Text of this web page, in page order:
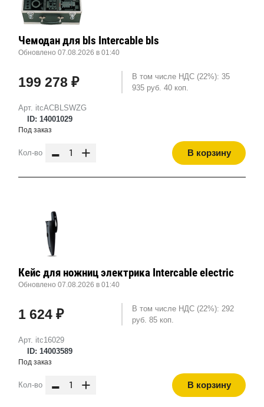
Арт. itcACBLSWZG
ID: 14001029
Чемодан для bls Intercable bls
Обновлено 07.08.2026 в 01:40
199 278 ₽
В том числе НДС (22%): 35
935 руб. 40 коп.
Под заказ
Кол-во - + В корзину
Арт. itc16029
ID: 14003589
Кейс для ножниц электрика Intercable electric
Обновлено 07.08.2026 в 01:40
1 624 ₽
В том числе НДС (22%): 292
руб. 85 коп.
Под заказ
Кол-во - + В корзину